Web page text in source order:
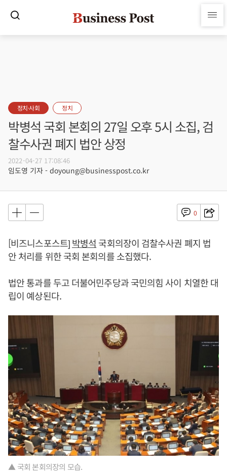
정치·사회 정치
박병석 국회 본회의 27일 오후 5시 소집, 검
찰수사권 폐지 법안 상정
2022-04-27 17:08:46
임도영 기자 - doyoung@businesspost.co.kr
0
[비즈니스포스트]박병석 국회의장이 검찰수사권 폐지 법
안 처리를 위한 국회 본회의를 소집했다.
법안 통과를 두고 더불어민주당과 국민의힘 사이 치열한 대
립이 예상된다.
▲ 국회 본회의장의 모습.